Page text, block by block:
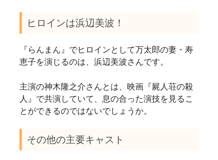
ヒロインは浜辺美波！
『らんまん』でヒロインとして万太郎の妻・寿
恵子を演じるのは、浜辺美波さんです。
主演の神木隆之介さんとは、映画『屍人荘の殺
人』で共演していて、息の合った演技を見るこ
とができるのではないでしょうか。
その他の主要キャスト